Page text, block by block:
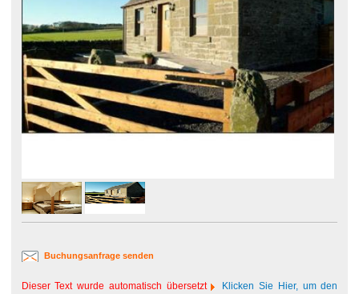
Buchungsanfrage senden
Dieser Text wurde automatisch übersetzt
Klicken Sie Hier, um den